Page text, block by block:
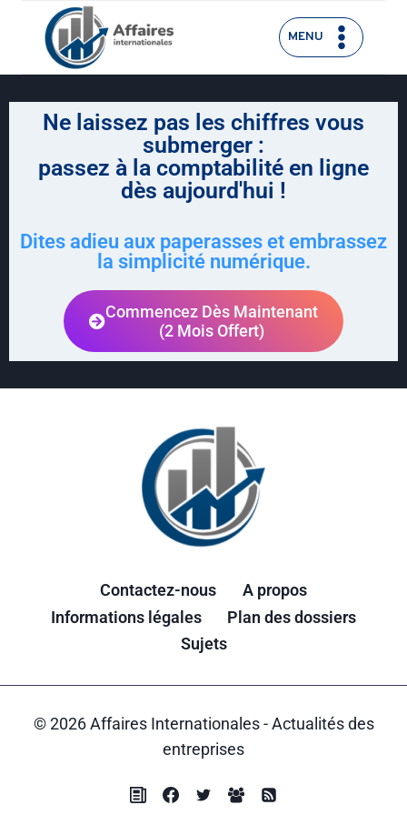
MENU
Ne laissez pas les chiffres vous
submerger :
passez à la comptabilité en ligne
dès aujourd'hui !
Dites adieu aux paperasses et embrassez
la simplicité numérique.
Commencez Dès Maintenant
(2 Mois Offert)
Contactez-nous
A propos
Informations légales
Plan des dossiers
Sujets
© 2026 Affaires Internationales - Actualités des
entreprises